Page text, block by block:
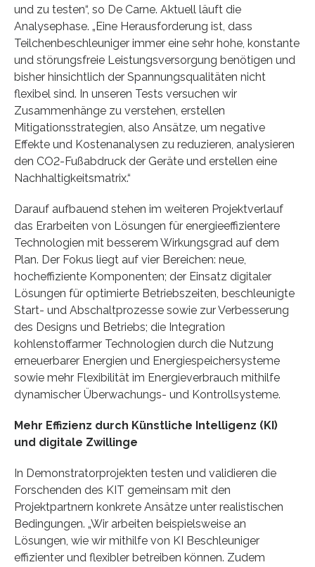
und zu testen“, so De Carne. Aktuell läuft die
Analysephase. „Eine Herausforderung ist, dass
Teilchenbeschleuniger immer eine sehr hohe, konstante
und störungsfreie Leistungsversorgung benötigen und
bisher hinsichtlich der Spannungsqualitäten nicht
flexibel sind. In unseren Tests versuchen wir
Zusammenhänge zu verstehen, erstellen
Mitigationsstrategien, also Ansätze, um negative
Effekte und Kostenanalysen zu reduzieren, analysieren
den CO2-Fußabdruck der Geräte und erstellen eine
Nachhaltigkeitsmatrix.“
Darauf aufbauend stehen im weiteren Projektverlauf
das Erarbeiten von Lösungen für energieeffizientere
Technologien mit besserem Wirkungsgrad auf dem
Plan. Der Fokus liegt auf vier Bereichen: neue,
hocheffiziente Komponenten; der Einsatz digitaler
Lösungen für optimierte Betriebszeiten, beschleunigte
Start- und Abschaltprozesse sowie zur Verbesserung
des Designs und Betriebs; die Integration
kohlenstoffarmer Technologien durch die Nutzung
erneuerbarer Energien und Energiespeichersysteme
sowie mehr Flexibilität im Energieverbrauch mithilfe
dynamischer Überwachungs- und Kontrollsysteme.
Mehr Effizienz durch Künstliche Intelligenz (KI)
und digitale Zwillinge
In Demonstratorprojekten testen und validieren die
Forschenden des KIT gemeinsam mit den
Projektpartnern konkrete Ansätze unter realistischen
Bedingungen. „Wir arbeiten beispielsweise an
Lösungen, wie wir mithilfe von KI Beschleuniger
effizienter und flexibler betreiben können. Zudem